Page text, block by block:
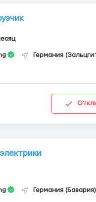
Германия
Германия (Бавария)